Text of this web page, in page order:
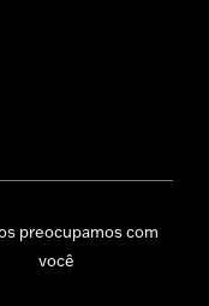
preocupamos com
você